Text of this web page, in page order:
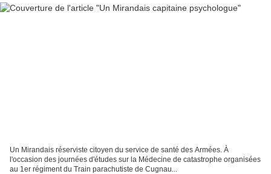
Un Mirandais réserviste citoyen du service de santé des Armées. À
l'occasion des journées d'études sur la Médecine de catastrophe organisées
au 1er régiment du Train parachutiste de Cugnau...